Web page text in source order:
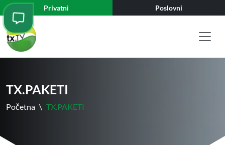
Privatni Poslovni
TX.PAKETI
Početna \ TX.PAKETI